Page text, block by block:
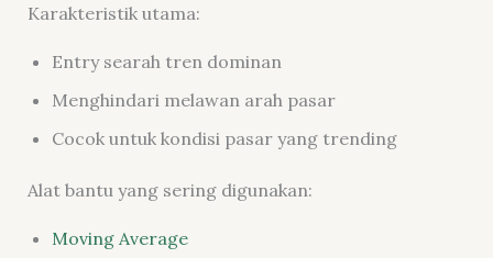
Karakteristik utama:
Entry searah tren dominan
Menghindari melawan arah pasar
Cocok untuk kondisi pasar yang trending
Alat bantu yang sering digunakan:
Moving Average